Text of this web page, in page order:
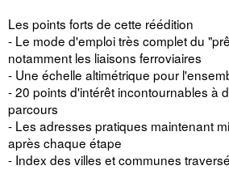
Les points forts de cette réédition
- Le mode d'emploi très complet du
notamment les liaisons ferroviaires
- Une échelle altimétrique pour
- 20 points d'intérêt incontournables à
parcours
- Les adresses pratiques maintenant
après chaque étape
- Index des villes et communes